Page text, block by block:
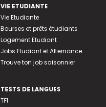
VIE ETUDIANTE
Vie Etudiante
Bourses et prêts étudiants
Logement Etudiant
Jobs Etudiant et Alternance
Trouve ton job saisonnier
TESTS DE LANGUES
TFI